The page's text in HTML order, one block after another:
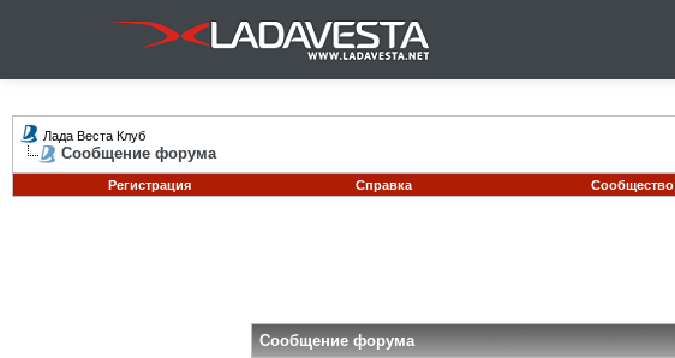
Лада Веста Клуб
Сообщение форума
Регистрация
Справка Сообщество
Сообщение форума